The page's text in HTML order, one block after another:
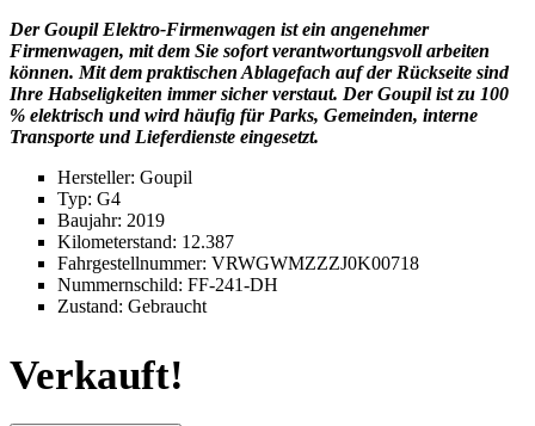
Der Goupil Elektro-Firmenwagen ist ein angenehmer
Firmenwagen, mit dem Sie sofort verantwortungsvoll arbeiten
können. Mit dem praktischen Ablagefach auf der Rückseite sind
Ihre Habseligkeiten immer sicher verstaut. Der Goupil ist zu 100
% elektrisch und wird häufig für Parks, Gemeinden, interne
Transporte und Lieferdienste eingesetzt.
Hersteller: Goupil
Typ: G4
Baujahr: 2019
Kilometerstand: 12.387
Fahrgestellnummer: VRWGWMZZZJ0K00718
Nummernschild: FF-241-DH
Zustand: Gebraucht
Verkauft!